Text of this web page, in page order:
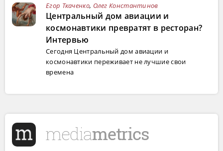
Егор Ткаченко, Олег Константинов
Центральный дом авиации и
космонавтики превратят в ресторан?
Интервью
Сегодня Центральный дом авиации и
космонавтики переживает не лучшие свои
времена